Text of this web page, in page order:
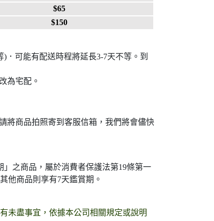
$65
$150
．可能有配送時程將延長3-7天不等。 到
為宅配 。
將商品拍照寄到客服信箱，我們將會儘快
之商品，屬於消費者保護法第19條第一
他商品則享有7天鑑賞期。
未盡事宜，依據本公司相關規定或說明